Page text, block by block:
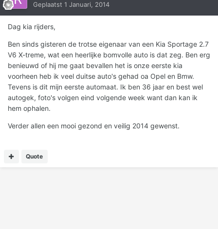
Geplaatst 1 Januari, 2014
Dag kia rijders,
Ben sinds gisteren de trotse eigenaar van een Kia Sportage 2.7
V6 X-treme, wat een heerlijke bomvolle auto is dat zeg. Ben erg
benieuwd of hij me gaat bevallen het is onze eerste kia
voorheen heb ik veel duitse auto's gehad oa Opel en Bmw.
Tevens is dit mijn eerste automaat. Ik ben 36 jaar en best wel
autogek, foto's volgen eind volgende week want dan kan ik
hem ophalen.
Verder allen een mooi gezond en veilig 2014 gewenst.
Quote